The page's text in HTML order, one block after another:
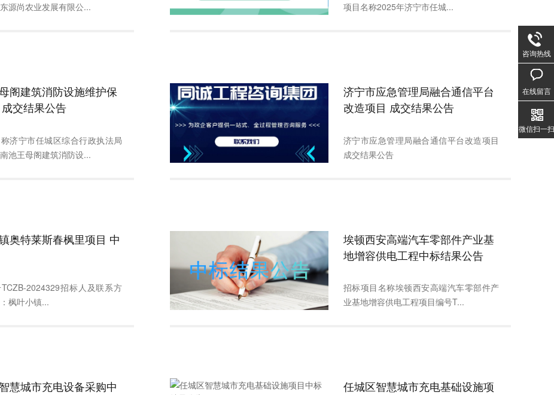
源尚农业发展有限公...
项目名称2025年济宁市任城...
阁建筑消防设施维护保
交结果公告
济宁市任城区综合行政执法局
池王母阁建筑消防设...
济宁市应急管理局融合通信平台
改造项目 成交结果公告
济宁市应急管理局融合通信平台改造项目
成交结果公告
奥特莱斯春枫里项目 中
2024329招标人及联系方
枫叶小镇...
埃顿西安高端汽车零部件产业基
地增容供电工程中标结果公告
招标项目名称埃顿西安高端汽车零部件产
业基地增容供电工程项目编号T...
慧城市充电设备采购中
任城区智慧城市充电基础设施项
咨询热线
在线留言
微信扫一扫